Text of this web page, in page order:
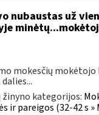
nubaustas už
mokesčių
žinyno kategorijos:
ir pareigos (32-42 s